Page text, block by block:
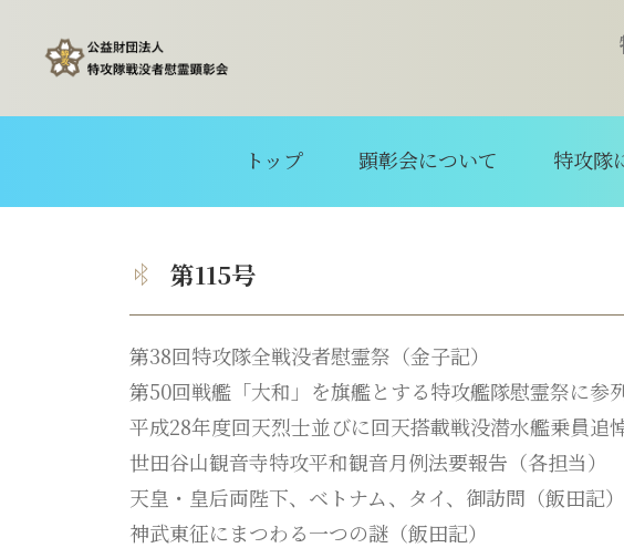
トップ 顕彰会について 特攻隊
第115号
第38回特攻隊全戦没者慰霊祭（金子記）
第50回戦艦「大和」を旗艦とする特攻艦隊慰霊祭に参
平成28年度回天烈士並びに回天搭載戦没潜水艦乗員追
世田谷山観音寺特攻平和観音月例法要報告（各担当）
天皇・皇后両陛下、ベトナム、タイ、御訪問（飯田記）
神武東征にまつわる一つの謎（飯田記）